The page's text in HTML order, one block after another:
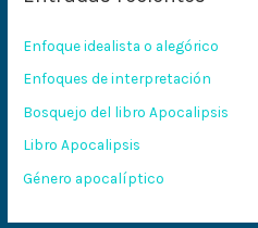
p
o
r
:
Enfoque idealista o alegórico
Enfoques de interpretación
Bosquejo del libro Apocalipsis
Libro Apocalipsis
Género apocalíptico